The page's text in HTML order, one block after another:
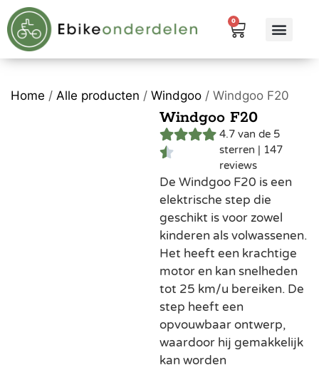
0
Home / Alle producten / Windgoo / Windgoo F20
Windgoo F20
4.7 van de 5
sterren | 147
reviews
De Windgoo F20 is een
elektrische step die
geschikt is voor zowel
kinderen als volwassenen.
Het heeft een krachtige
motor en kan snelheden
tot 25 km/u bereiken. De
step heeft een
opvouwbaar ontwerp,
waardoor hij gemakkelijk
kan worden